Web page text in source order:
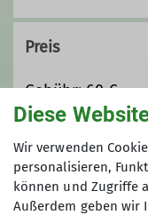
Preis
Gebühr: 60 €
Maximale
6
Diese
Wir verwenden
personalisieren,
können und Zugriffe
Außerdem geben wir